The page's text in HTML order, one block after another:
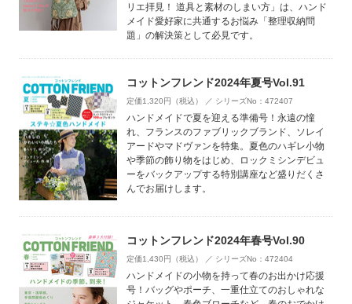
リエ拝見！ 道具と素材のしまい方」は、ハンド
メイド愛好家に共通するお悩み「整理収納問
題」の解決策として必見です。
コットンフレンド2024年夏号Vol.91
定価1,320円（税込） ／ シリーズNo：472407
ハンドメイドで夏を迎える準備号！永遠の憧
れ、フランスのファブリックブランド、ソレイ
アードやマドヴァンを特集。夏色のハギレ小物
や季節の飾り物をはじめ、ロックミシンデビュ
ーをバックアップする特別講座など盛りだくさ
んでお届けします。
コットンフレンド2024年春号Vol.90
定価1,430円（税込） ／ シリーズNo：472404
ハンドメイドの小物を持って春のお出かけ応援
号！バッグやポーチ、一重仕立てのおしゃれな